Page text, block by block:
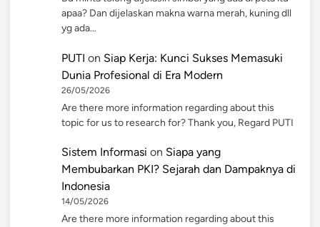
apaa? Dan dijelaskan makna warna merah, kuning dll
yg ada…
PUTI on Siap Kerja: Kunci Sukses Memasuki
Dunia Profesional di Era Modern
26/05/2026
Are there more information regarding about this
topic for us to research for? Thank you, Regard PUTI
Sistem Informasi on Siapa yang
Membubarkan PKI? Sejarah dan Dampaknya di
Indonesia
14/05/2026
Are there more information regarding about this